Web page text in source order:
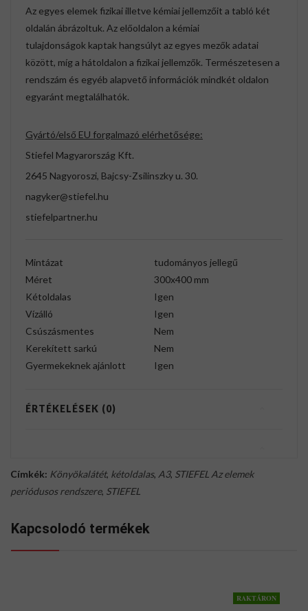
Az egyes elemek fizikai illetve kémiai jellemzőit a tabló két
oldalán ábrázoltuk. Az előoldalon a kémiai
tulajdonságok kaptak hangsúlyt az egyes mezők adatai
között, míg a hátoldalon a fizikai jellemzők. Természetesen a
rendszám és egyéb alapvető információk mindkét oldalon
egyaránt megtalálhatók.
Gyártó/első EU forgalmazó elérhetősége:
Stiefel Magyarország Kft.
2645 Nagyoroszi, Bajcsy-Zsilinszky u. 30.
nagyker@stiefel.hu
stiefelpartner.hu
Mintázat
tudományos jellegű
Méret
300x400 mm
Kétoldalas
Igen
Vízálló
Igen
Csúszásmentes
Nem
Kerekített sarkú
Nem
Gyermekeknek ajánlott
Igen
ÉRTÉKELÉSEK (0)
Címkék: Könyökalátét, kétoldalas, A3, STIEFEL Az elemek
periódusos rendszere, STIEFEL
Kapcsolodó termékek
RAKTÁRON